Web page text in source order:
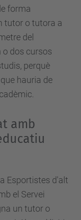
forma
tutor o tutora a
del
o dos cursos
perquè
hauria de
amb
Esportistes d'alt
el Servei
un tutor o